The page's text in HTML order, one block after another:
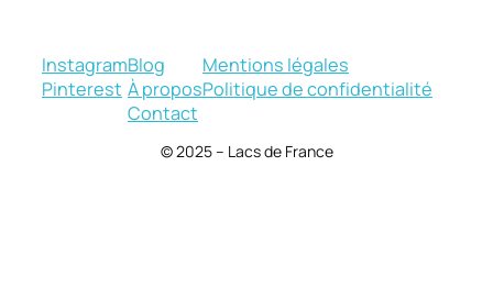
Instagram
Pinterest
Blog
À propos
Contact
Mentions légales
Politique de confidentialité
© 2025 – Lacs de France